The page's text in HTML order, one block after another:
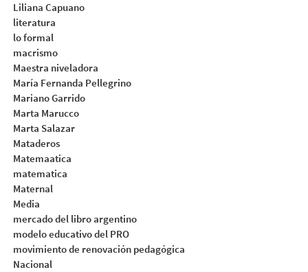
Liliana Capuano
literatura
lo formal
macrismo
Maestra niveladora
María Fernanda Pellegrino
Mariano Garrido
Marta Marucco
Marta Salazar
Mataderos
Matemaatica
matematica
Maternal
Media
mercado del libro argentino
modelo educativo del PRO
movimiento de renovación pedagógica
Nacional